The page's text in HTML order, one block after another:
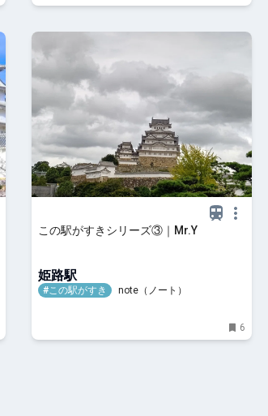
この駅がすきシリーズ③｜Mr.Y
姫路駅
#この駅がすき note（ノート）
6